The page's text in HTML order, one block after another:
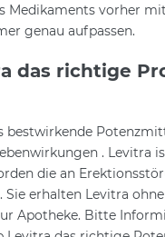
Medikaments vorher
genau aufpassen.
das richtige
bestwirkende
. Levitra
die an
Sie erhalten Levitra
Apotheke. Bitte